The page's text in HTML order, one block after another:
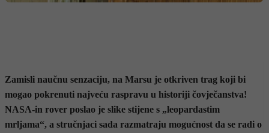
Zamisli naučnu senzaciju, na Marsu je otkriven trag koji bi
mogao pokrenuti najveću raspravu u historiji čovječanstva!
NASA-in rover poslao je slike stijene s „leopardastim
mrljama“, a stručnjaci sada razmatraju mogućnost da se radi o